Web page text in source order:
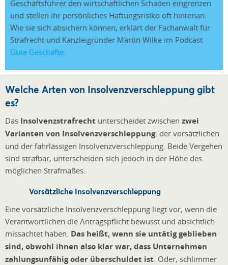
Geschäftsführer den wirtschaftlichen Schaden eingrenzen
und stellen ihr persönliches Haftungsrisiko oft hintenan.
Wie sie sich absichern können, erklärt der Fachanwalt für
Strafrecht und Kanzleigründer Martin Wilke im Podcast
Gute Geschäfte.
Welche Arten von Insolvenzverschleppung gibt
es?
Das Insolvenzstrafrecht unterscheidet zwischen zwei
Varianten von Insolvenzverschleppung: der vorsätzlichen
und der fahrlässigen Insolvenzverschleppung. Beide Vergehen
sind strafbar, unterscheiden sich jedoch in der Höhe des
möglichen Strafmaßes.
Vorsätzliche Insolvenzverschleppung
Eine vorsätzliche Insolvenzverschleppung liegt vor, wenn die
Verantwortlichen die Antragspflicht bewusst und absichtlich
missachtet haben. Das heißt, wenn sie untätig geblieben
sind, obwohl ihnen also klar war, dass Unternehmen
zahlungsunfähig oder überschuldet ist . Oder, schlimmer